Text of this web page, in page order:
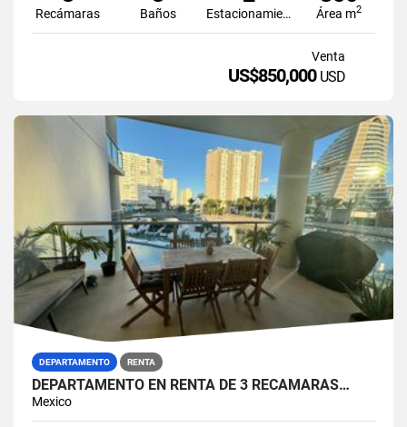
Recámaras Baños Estacionamiento Área m2
Venta
US$850,000 USD
DEPARTAMENTO RENTA
DEPARTAMENTO EN RENTA DE 3 RECAMARAS…
Mexico